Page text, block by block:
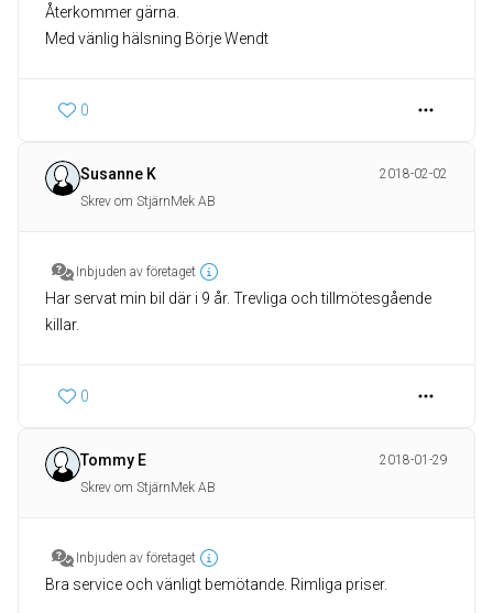
Återkommer gärna.
Med vänlig hälsning Börje Wendt
0
Susanne K
2018-02-02
Skrev om StjärnMek AB
Inbjuden av företaget
Har servat min bil där i 9 år. Trevliga och tillmötesgående
killar.
0
Tommy E
2018-01-29
Skrev om StjärnMek AB
Inbjuden av företaget
Bra service och vänligt bemötande. Rimliga priser.